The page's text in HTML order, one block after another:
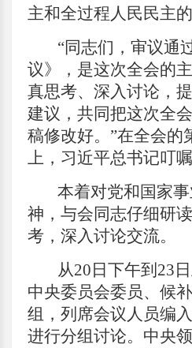
主和全过程人民民主
“同志们，审议通
议》，是这次全会的
真思考、深入讨论，
建议，共同把这次全
稿修改好。”在全会的
上，习近平总书记叮嘱
本着对党和国家
神，与会同志仔细研
考，深入讨论交流。
从20日下午到23
中央委员会委员、候
组，列席会议人员编
进行分组讨论。中央